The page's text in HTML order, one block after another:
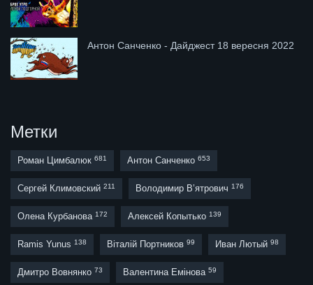
Антон Санченко - Дайджест 18 вересня 2022
Метки
Роман Цимбалюк 681 Антон Санченко 653
Сергей Климовский 211 Володимир В’ятрович 176
Олена Курбанова 172 Алексей Копытько 139
Ramis Yunus 138 Віталій Портников 99 Иван Лютый 98
Дмитро Вовнянко 73 Валентина Емінова 59